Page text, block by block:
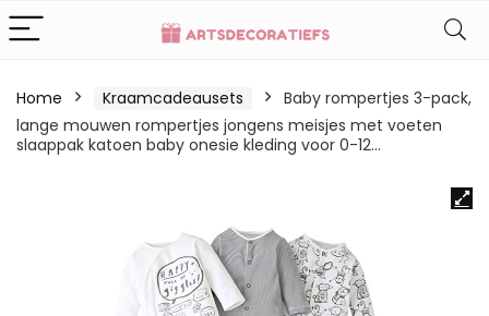
Home Kraamcadeausets
Baby rompertjes 3-pack,
lange mouwen rompertjes jongens meisjes met voeten
slaappak katoen baby onesie kleding voor 0-12…